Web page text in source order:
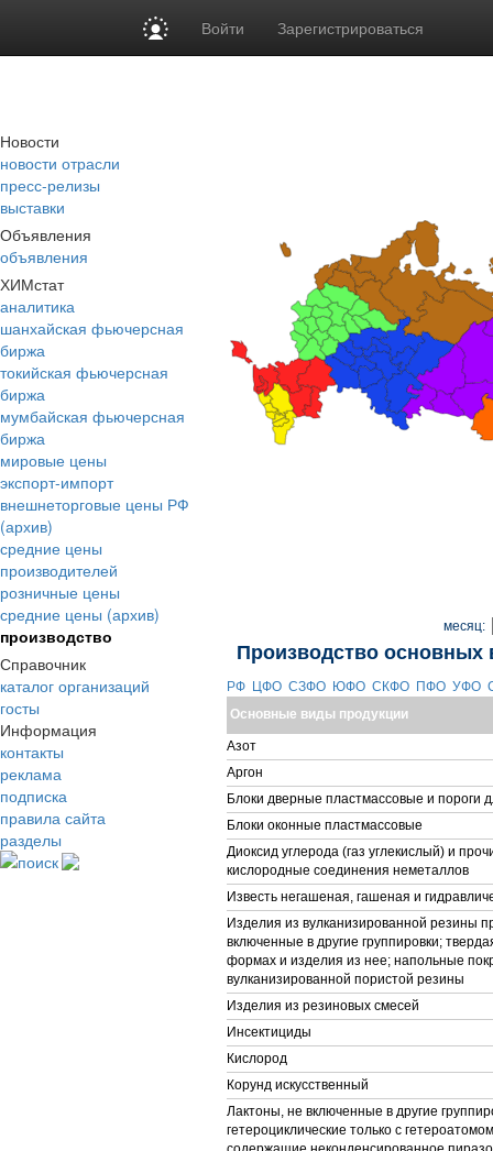
Войти Зарегистрироваться
Новости
новости отрасли
пресс-релизы
выставки
Объявления
объявления
ХИМстат
аналитика
шанхайская фьючерсная
биржа
токийская фьючерсная
биржа
мумбайская фьючерсная
биржа
мировые цены
экспорт-импорт
внешнеторговые цены РФ
(архив)
средние цены
производителей
розничные цены
средние цены (архив)
производство
Справочник
каталог организаций
госты
Информация
контакты
реклама
подписка
правила сайта
разделы
поиск
месяц:
Производство основных
РФ ЦФО СЗФО ЮФО СКФО ПФО УФО
Основные виды продукции
Азот
Аргон
Блоки дверные пластмассовые и пороги
Блоки оконные пластмассовые
Диоксид углерода (газ углекислый) и
кислородные соединения неметаллов
Известь негашеная, гашеная и
Изделия из вулканизированной резины
включенные в другие группировки;
формах и изделия из нее; напольные
вулканизированной пористой резины
Изделия из резиновых смесей
Инсектициды
Кислород
Корунд искусственный
Лактоны, не включенные в другие
гетероциклические только с